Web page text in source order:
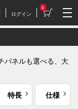
ログイン
0
パネルも選べる、大
特長 仕様